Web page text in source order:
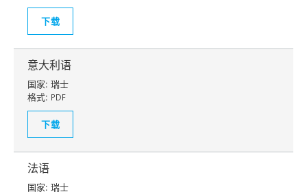
下载
意大利语
国家: 瑞士
格式: PDF
下载
法语
国家: 瑞士